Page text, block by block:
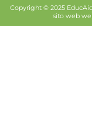
Copyright © 2025
sito web